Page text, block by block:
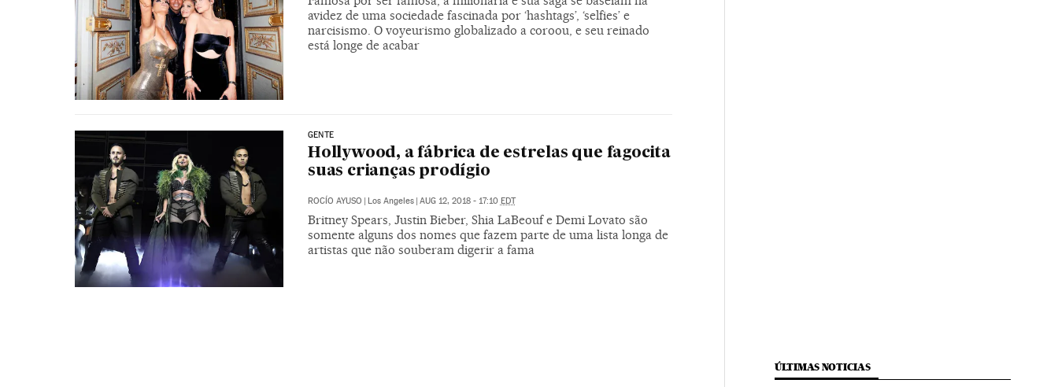
avidez de uma sociedade fascinada por ‘hashtags’, ‘selfies’ e
narcisismo. O voyeurismo globalizado a coroou, e seu reinado
está longe de acabar
GENTE
Hollywood, a fábrica de estrelas que fagocita
suas crianças prodígio
ROCÍO AYUSO | Los Angeles | AUG 12, 2018 - 17:10 EDT
Britney Spears, Justin Bieber, Shia LaBeouf e Demi Lovato são
somente alguns dos nomes que fazem parte de uma lista longa de
artistas que não souberam digerir a fama
ÚLTIMAS NOTICIAS